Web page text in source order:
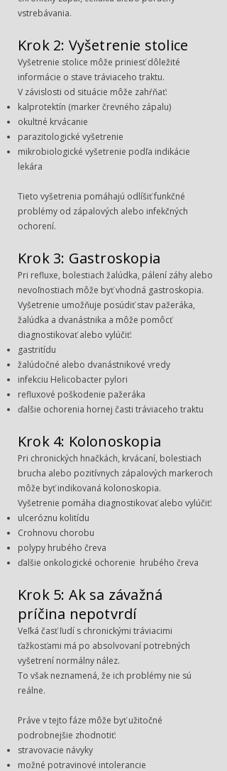
vstrebávania.
Krok 2: Vyšetrenie stolice
Vyšetrenie stolice môže priniesť dôležité
informácie o stave tráviaceho traktu.
V závislosti od situácie môže zahŕňať:
kalprotektín (marker črevného zápalu)
okultné krvácanie
parazitologické vyšetrenie
mikrobiologické vyšetrenie podľa indikácie
lekára
Tieto vyšetrenia pomáhajú odlíšiť funkčné
problémy od zápalových alebo infekčných
ochorení.
Krok 3: Gastroskopia
Pri refluxe, bolestiach žalúdka, pálení záhy alebo
nevoľnostiach môže byť vhodná gastroskopia.
Vyšetrenie umožňuje posúdiť stav pažeráka,
žalúdka a dvanástnika a môže pomôcť
diagnostikovať alebo vylúčiť:
gastritídu
žalúdočné alebo dvanástnikové vredy
infekciu Helicobacter pylori
refluxové poškodenie pažeráka
ďalšie ochorenia hornej časti tráviaceho traktu
Krok 4: Kolonoskopia
Pri chronických hnačkách, krvácaní, bolestiach
brucha alebo pozitívnych zápalových markeroch
môže byť indikovaná kolonoskopia.
Vyšetrenie pomáha diagnostikovať alebo vylúčiť:
ulceróznu kolitídu
Crohnovu chorobu
polypy hrubého čreva
ďalšie onkologické ochorenie hrubého čreva
Krok 5: Ak sa závažná
príčina nepotvrdí
Veľká časť ľudí s chronickými tráviacimi
ťažkosťami má po absolvovaní potrebných
vyšetrení normálny nález.
To však neznamená, že ich problémy nie sú
reálne.
Práve v tejto fáze môže byť užitočné
podrobnejšie zhodnotiť:
stravovacie návyky
možné potravinové intolerancie